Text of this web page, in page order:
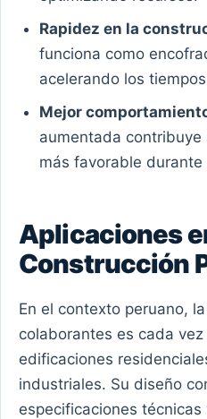
Rapidez en la
funciona como
acelerando los
Mejor
aumentada contribuye
más favorable
Aplicaciones
Construcción
En el contexto peruano,
colaborantes es cada
edificaciones
industriales. Su diseño
especificaciones